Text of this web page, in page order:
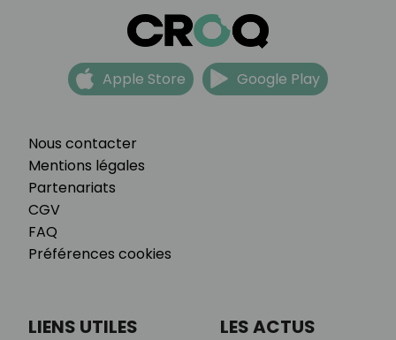
Nous contacter
Mentions légales
Partenariats
CGV
FAQ
Préférences cookies
Apple Store Google Play
LIENS UTILES LES ACTUS